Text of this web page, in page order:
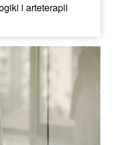
i arteterapii